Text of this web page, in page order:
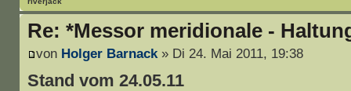
Re: *Messor meridionale -
von Holger Barnack» Di 24. Mai 2011, 19:38
Stand vom 24.05.11